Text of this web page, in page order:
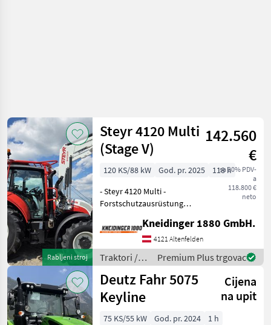
Rabljeni stroj
Steyr 4120 Multi
(Stage V)
142.560
€
sa 20% PDV-
a
118.800 €
neto
120 KS/88 kW God. pr. 2025
118 h
- Steyr 4120 Multi -
Forstschutzausrüstung
Bodenschutzplatte -
Tankschutz -
Seitenverkleidung für
Motor, Getriebe und
Kraftstofftank - Kabinen
Kneidinger 1880 GmbH.
4121 Altenfelden
Traktori /
Steyr
Premium Plus trgovac
Deutz Fahr 5075
Keyline
Cijena
na upit
75 KS/55 kW God. pr. 2024
1 h